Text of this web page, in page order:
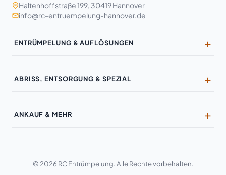
Haltenhoffstraße 199, 30419 Hannover
info@rc-entruempelung-hannover.de
ENTRÜMPELUNG & AUFLÖSUNGEN
Haushaltsauflösung
Büroräumung
ABRISS, ENTSORGUNG & SPEZIAL
Hausabriss
ANKAUF & MEHR
© 2026 RC Entrümpelung. Alle Rechte vorbehalten.